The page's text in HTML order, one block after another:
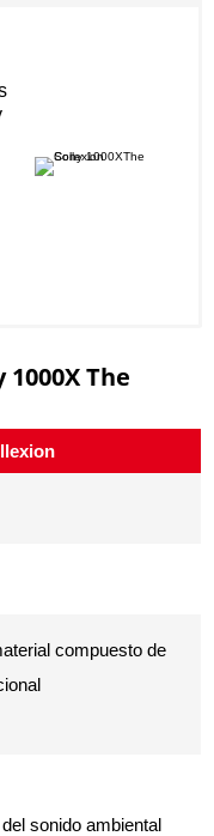
The
compuesto de
sonido ambiental